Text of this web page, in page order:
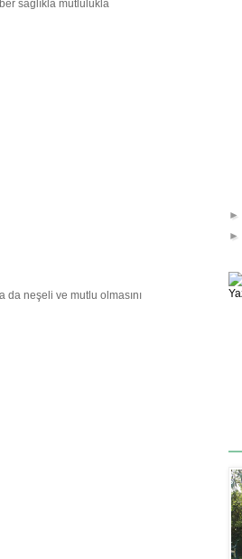
sağlıkla mutlulukla
da neşeli ve mutlu olmasını
►
►